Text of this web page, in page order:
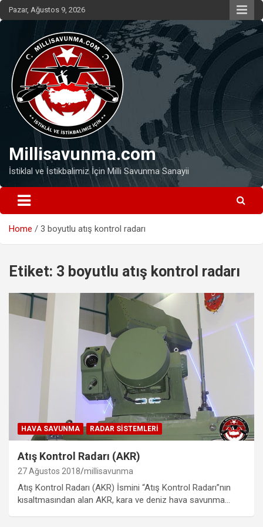
Skip
to
Pazar, Ağustos 9, 2026
Millisavunma.com
İstiklal ve İstikbalimiz İçin Milli Savunma Sanayii
Home 3 boyutlu atış kontrol radarı
Etiket: 3 boyutlu atış kontrol radarı
HAVA SAVUNMA RADAR SISTEMLERI
Atış Kontrol Radarı (AKR)
27 Ağustos 2018 millisavunma
Atış Kontrol Radarı (AKR) İsmini “Atış Kontrol Radarı”nın
kısaltmasından alan AKR, kara ve deniz hava savunma…